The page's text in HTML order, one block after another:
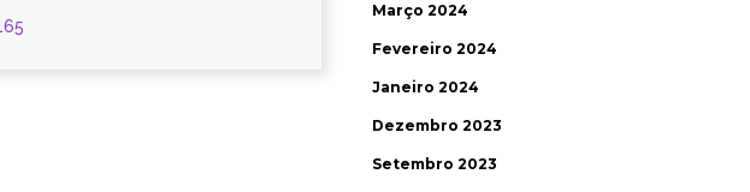
Março 2024
Fevereiro 2024
Janeiro 2024
Dezembro 2023
Setembro 2023